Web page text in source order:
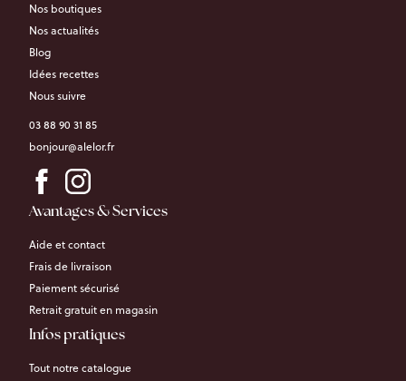
Nos boutiques
Nos actualités
Blog
Idées recettes
Nous suivre
03 88 90 31 85
bonjour@alelor.fr
Avantages & Services
Aide et contact
Frais de livraison
Paiement sécurisé
Retrait gratuit en magasin
Infos pratiques
Tout notre catalogue